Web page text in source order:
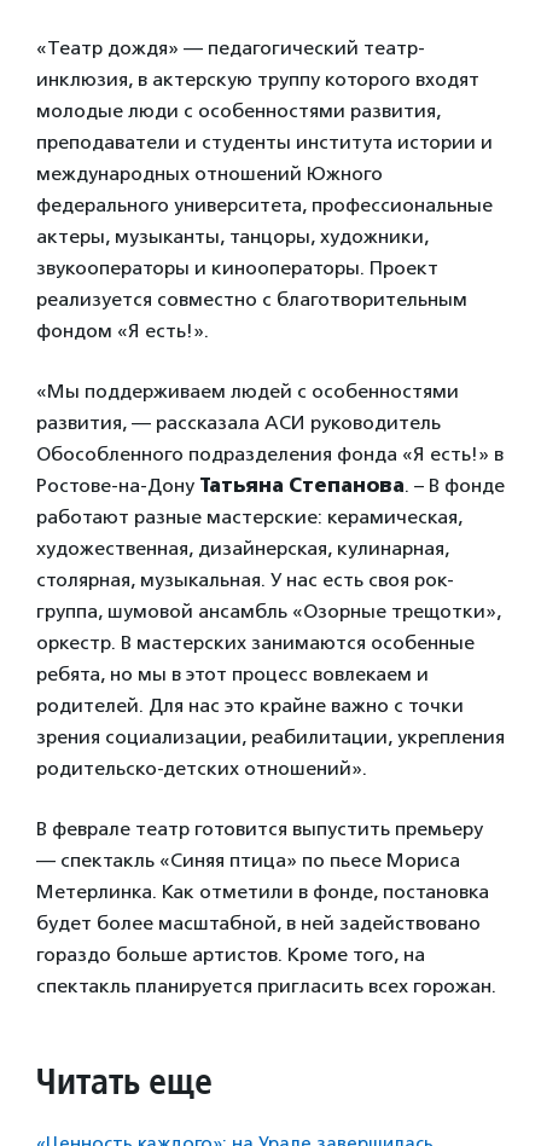
«Театр дождя» — педагогический театр-
инклюзия, в актерскую труппу которого входят
молодые люди с особенностями развития,
преподаватели и студенты института истории и
международных отношений Южного
федерального университета, профессиональные
актеры, музыканты, танцоры, художники,
звукооператоры и кинооператоры. Проект
реализуется совместно с благотворительным
фондом «Я есть!».
«Мы поддерживаем людей с особенностями
развития, — рассказала АСИ руководитель
Обособленного подразделения фонда «Я есть!» в
Ростове-на-Дону Татьяна Степанова. – В фонде
работают разные мастерские: керамическая,
художественная, дизайнерская, кулинарная,
столярная, музыкальная. У нас есть своя рок-
группа, шумовой ансамбль «Озорные трещотки»,
оркестр. В мастерских занимаются особенные
ребята, но мы в этот процесс вовлекаем и
родителей. Для нас это крайне важно с точки
зрения социализации, реабилитации, укрепления
родительско-детских отношений».
В феврале театр готовится выпустить премьеру
— спектакль «Синяя птица» по пьесе Мориса
Метерлинка. Как отметили в фонде, постановка
будет более масштабной, в ней задействовано
гораздо больше артистов. Кроме того, на
спектакль планируется пригласить всех горожан.
Читать еще